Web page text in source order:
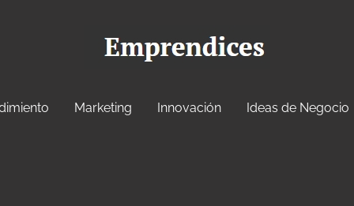
Marketing Innovación Ideas de Negocio